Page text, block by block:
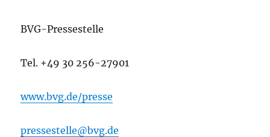
BVG-Pressestelle
Tel. +49 30 256-27901
www.bvg.de/presse
pressestelle@bvg.de